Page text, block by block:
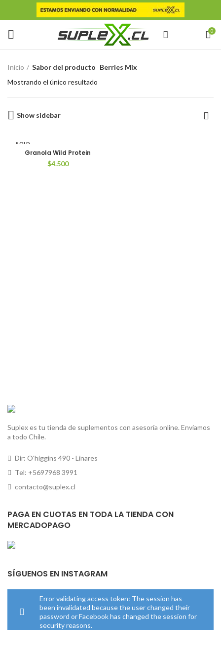
0
Inicio Sabor del producto Berries Mix
Mostrando el único resultado
Show sidebar
SOLD
OUTGranola Wild Protein
$4.500
Suplex es tu tienda de suplementos con asesoría online. Enviamos
a todo Chile.
Dir: O'higgins 490 - Linares
Tel: +5697968 3991
contacto@suplex.cl
PAGA EN CUOTAS EN TODA LA TIENDA CON
MERCADOPAGO
SÍGUENOS EN INSTAGRAM
Error validating access token: The session has
been invalidated because the user changed their
password or Facebook has changed the session for
security reasons.